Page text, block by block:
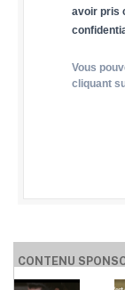
avoir pris
Vous
cliquant
CONTENU